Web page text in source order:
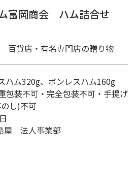
富岡商会 ハム詰合せ
百貨店・有名専門店の贈り物
ハム320g、ボンレスハム160g
包装不可・完全包装不可・手提げ
し)不可
屋 法人事業部